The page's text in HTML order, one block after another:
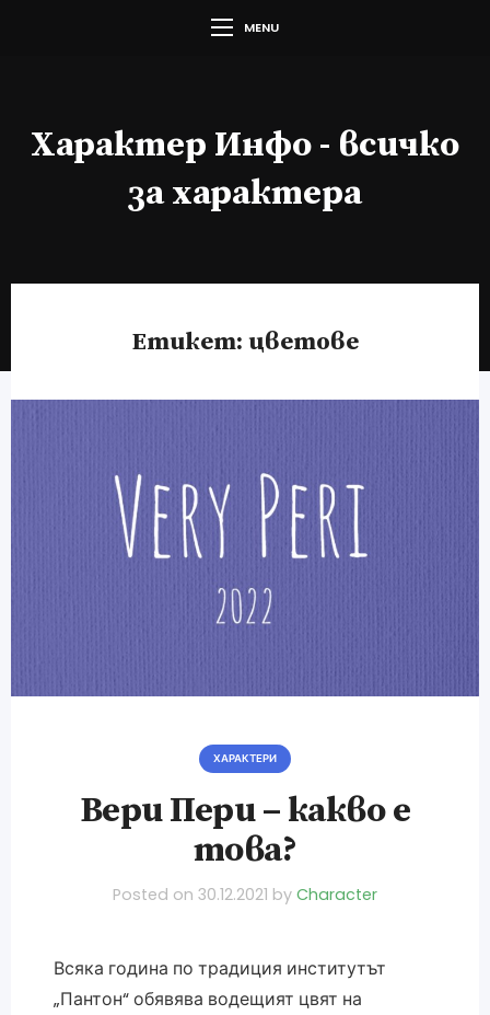
MENU
Характер Инфо - всичко
за характера
Етикет: цветове
ХАРАКТЕРИ
Вери Пери – какво е
това?
Posted on 30.12.2021 by Character
Всяка година по традиция институтът
„Пантон“ обявява водещият цвят на